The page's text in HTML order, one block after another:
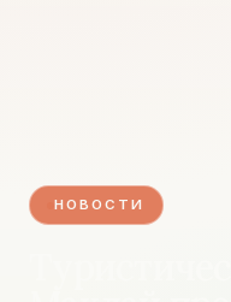
НОВОСТИ